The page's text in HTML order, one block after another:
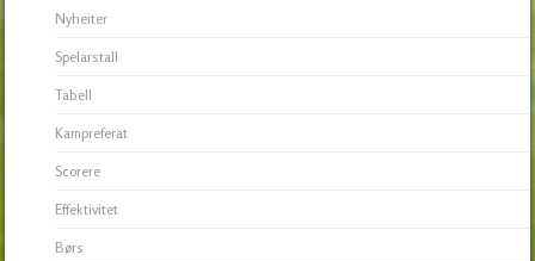
Nyheiter
Spelarstall
Tabell
Kampreferat
Scorere
Effektivitet
Børs